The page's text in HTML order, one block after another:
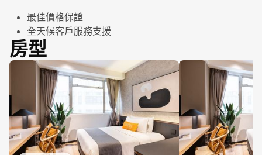
最佳價格保證
全天候客戶服務支援
房型